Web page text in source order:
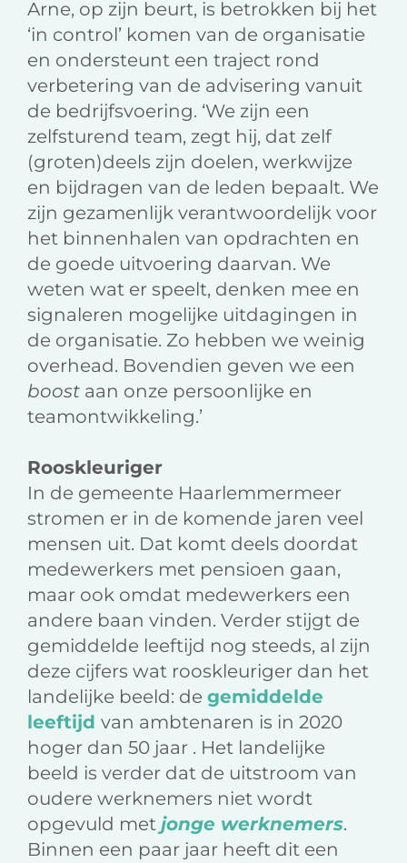
Arne, op zijn beurt, is betrokken bij het
‘in control’ komen van de organisatie
en ondersteunt een traject rond
verbetering van de advisering vanuit
de bedrijfsvoering. ‘We zijn een
zelfsturend team, zegt hij, dat zelf
(groten)deels zijn doelen, werkwijze
en bijdragen van de leden bepaalt. We
zijn gezamenlijk verantwoordelijk voor
het binnenhalen van opdrachten en
de goede uitvoering daarvan. We
weten wat er speelt, denken mee en
signaleren mogelijke uitdagingen in
de organisatie. Zo hebben we weinig
overhead. Bovendien geven we een
boost aan onze persoonlijke en
teamontwikkeling.’
Rooskleuriger
In de gemeente Haarlemmermeer
stromen er in de komende jaren veel
mensen uit. Dat komt deels doordat
medewerkers met pensioen gaan,
maar ook omdat medewerkers een
andere baan vinden. Verder stijgt de
gemiddelde leeftijd nog steeds, al zijn
deze cijfers wat rooskleuriger dan het
landelijke beeld: de gemiddelde
leeftijd van ambtenaren is in 2020
hoger dan 50 jaar . Het landelijke
beeld is verder dat de uitstroom van
oudere werknemers niet wordt
opgevuld met jonge werknemers.
Binnen een paar jaar heeft dit een